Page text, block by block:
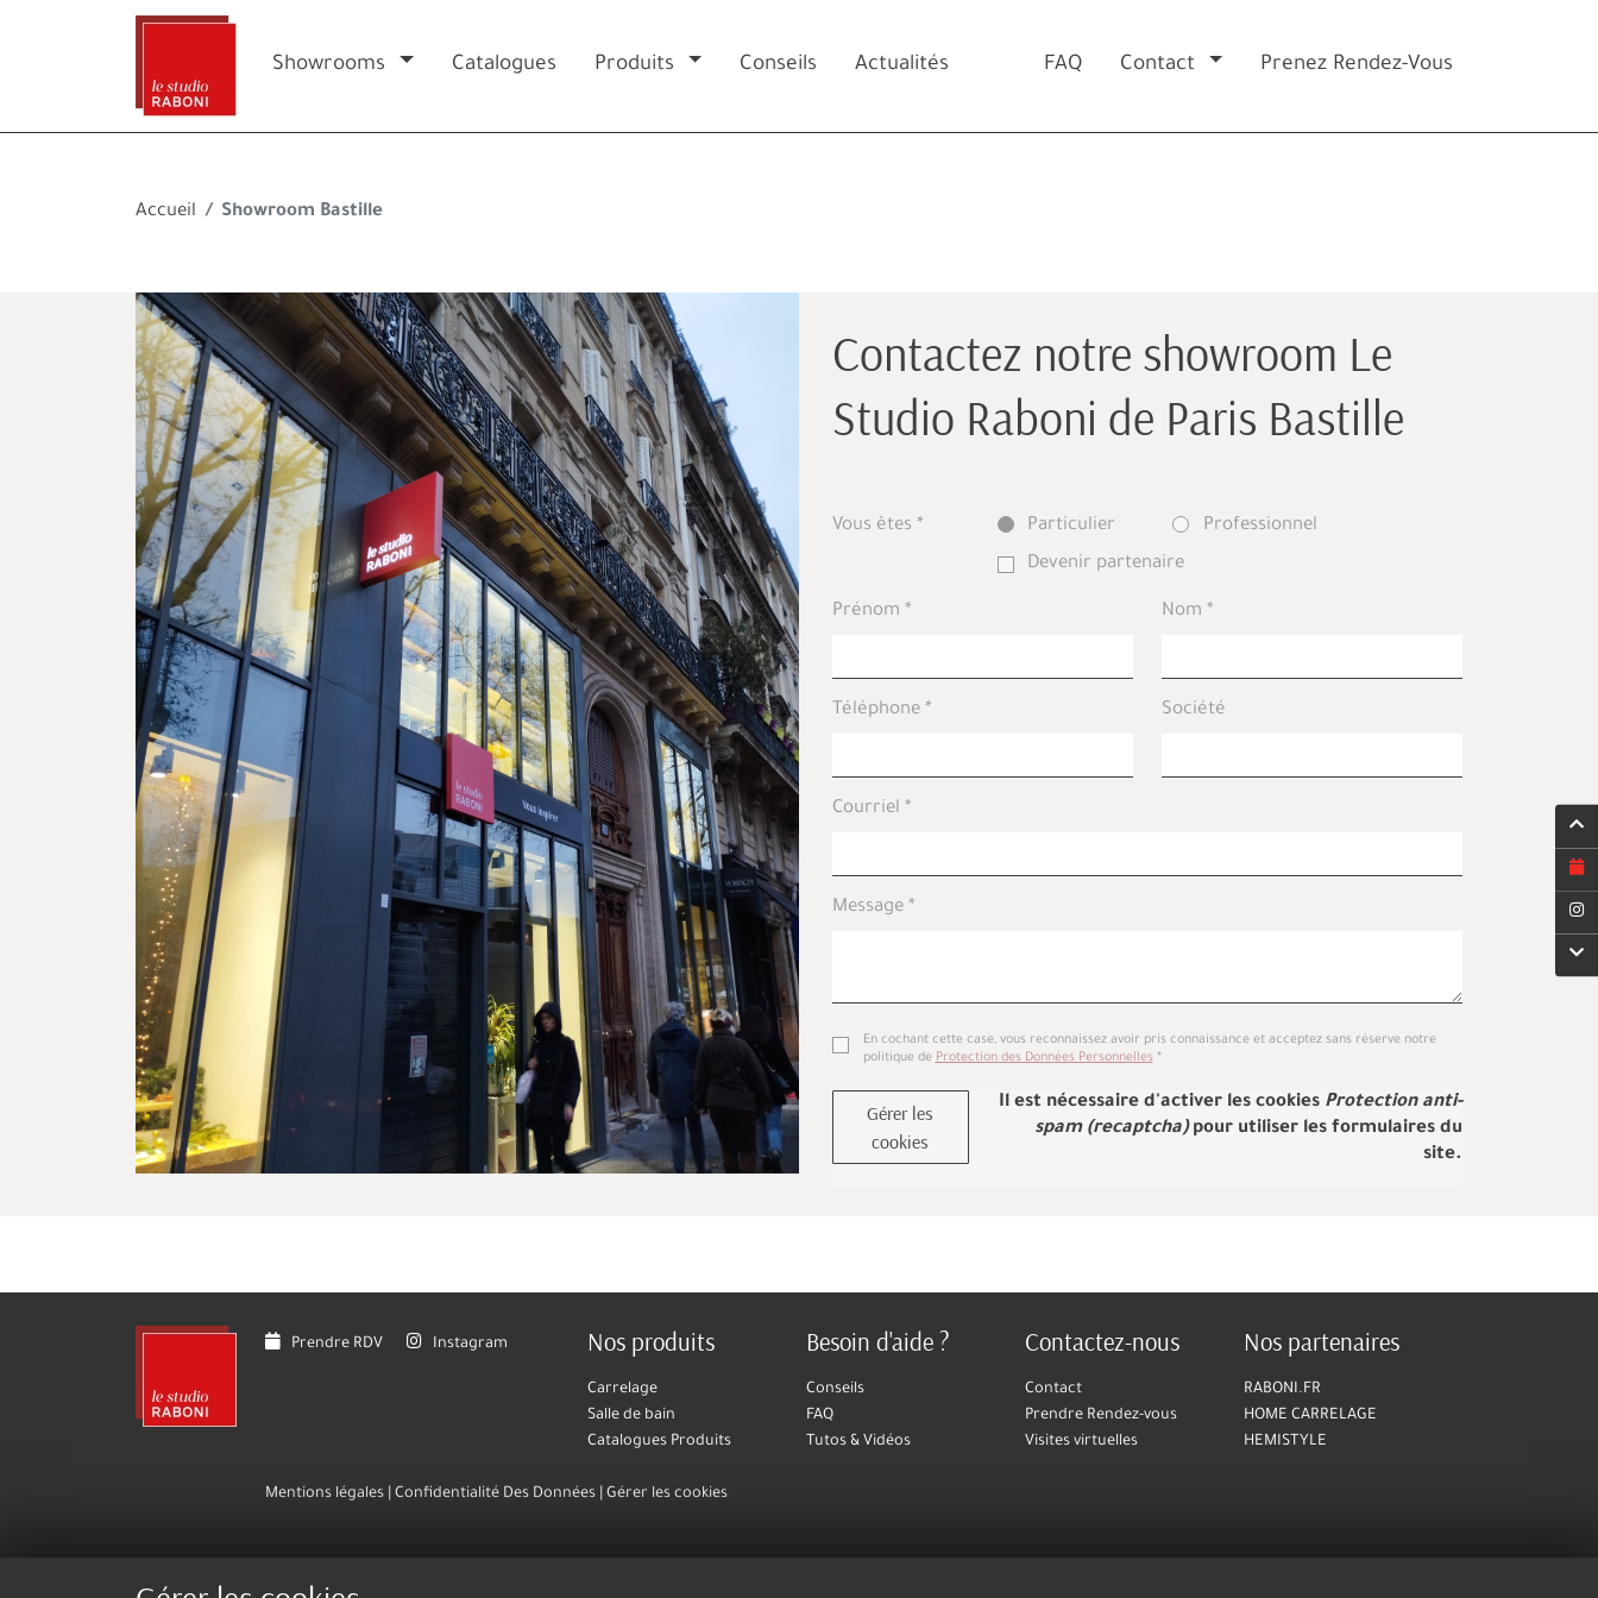
Accueil Showroom Bastille
Contactez notre showroom Le
Studio Raboni de Paris Bastille
Vous êtes Particulier
Professionnel
Devenir partenaire
Prénom Nom
Téléphone Société
Courriel
Message
En cochant cette case, vous reconnaissez avoir pris connaissance et acceptez sans réserve notre
politique de Protection des Données Personnelles
Gérer les
cookies
Il est nécessaire d'activer les cookies Protection anti-
spam (recaptcha)pour utiliser les formulaires du
site.
Prendre RDV Instagram Nos produits
Carrelage
Salle de bain
Catalogues Produits
Besoin d'aide ?
Conseils
FAQ
Tutos & Vidéos
Contactez-nous
Contact
Prendre Rendez-vous
Visites virtuelles
Nos partenaires
RABONI.FR
HOME CARRELAGE
HEMISTYLE
Mentions légales Confidentialité Des Données Gérer les cookies
Showrooms Catalogues Produits Conseils Actualités FAQ Contact Prenez Rendez-Vous